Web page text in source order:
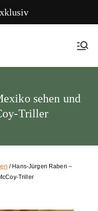
sehen und
Triller
/ Hans-Jürgen Raben –
Triller